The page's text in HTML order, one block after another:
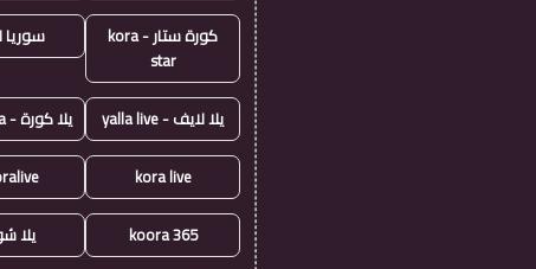
كورة ستار - kora
star
سوريا
يلا لايف - yalla live يلا كورة - yallakora
kora live
koora 365 يلا